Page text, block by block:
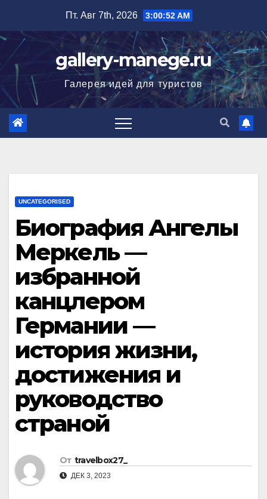
содержимому
Пт. Авг 7th, 2026 3:00:53 AM
gallery-manege.ru
Галерея идей для туристов
UNCATEGORISED
Биография Ангелы
Меркель —
избранной
канцлером
Германии —
история жизни,
достижения и
руководство
страной
От travelbox27_
ДЕК 3, 2023